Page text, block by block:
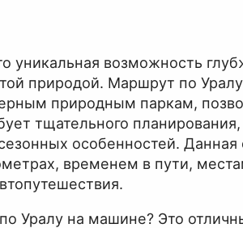
уникальная возможность
природой. Маршрут по
природным паркам,
тщательного
особенностей.
временем в пути,
Уралу на машине? Это